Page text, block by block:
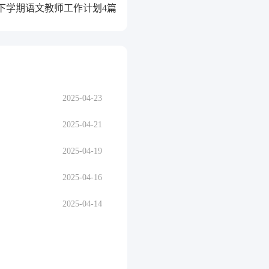
学期语文教师工作计划4篇
2025-04-23
2025-04-21
2025-04-19
2025-04-16
2025-04-14